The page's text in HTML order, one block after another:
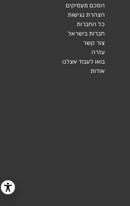
הסכם מעסיקים
הצהרת נגישות
כל החברות
חברות בישראל
צור קשר
עזרה
בואו לעבוד אצלנו
אודות